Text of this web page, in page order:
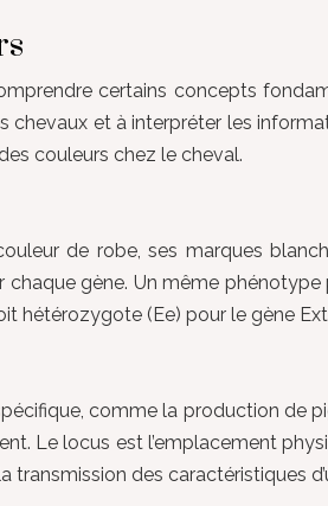
certains concepts
et à interpréter les
couleurs chez le cheval.
de robe, ses marques
chaque gène. Un même
hétérozygote (Ee) pour le gène
comme la production de
Le locus est l’emplacement
des caractéristiques